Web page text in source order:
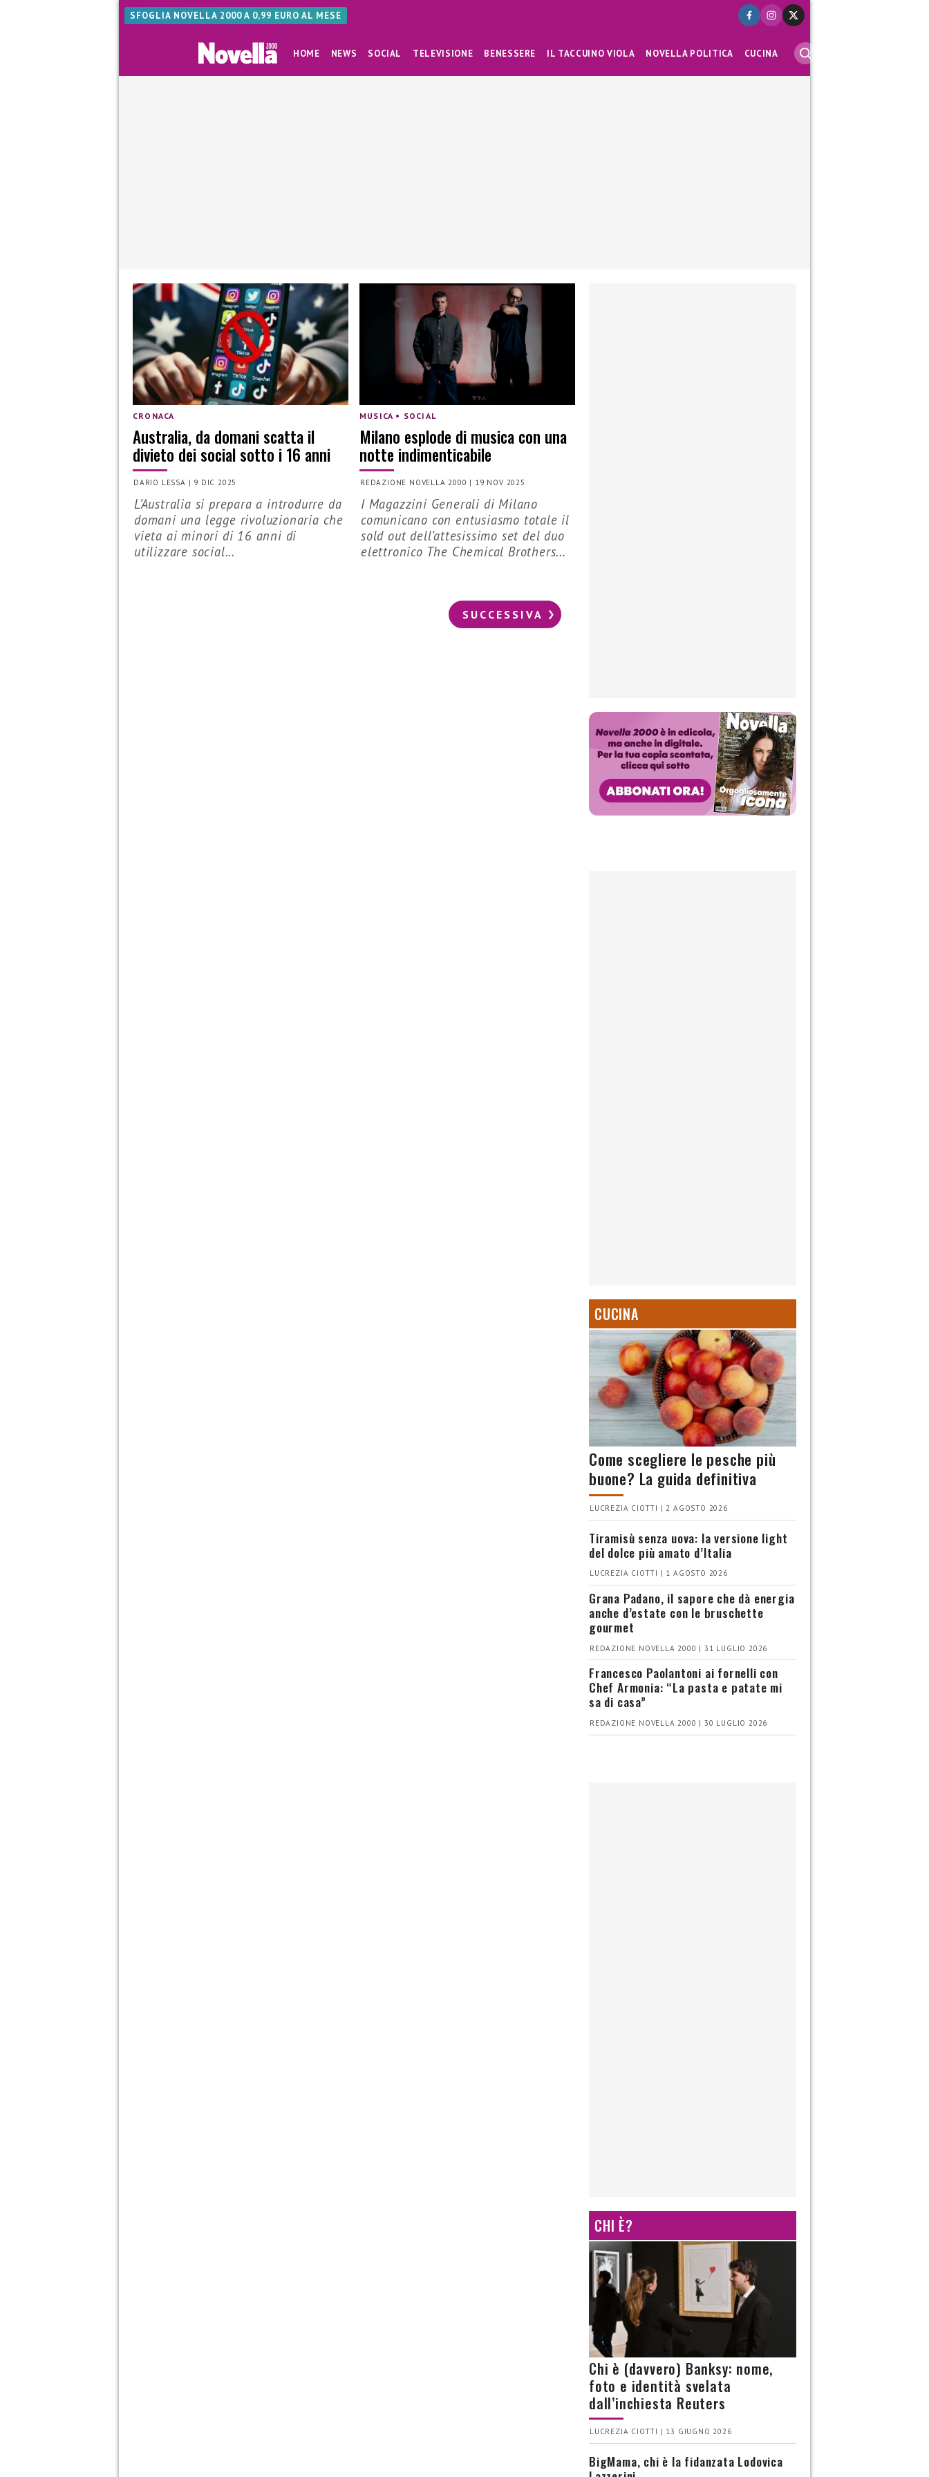
SFOGLIA NOVELLA 2000 A 0,99 EURO AL MESE
HOME NEWS SOCIAL TELEVISIONE BENESSERE IL TACCUINO VIOLA NOVELLA POLITICA CUCINA
CRONACA
Australia, da domani scatta il
divieto dei social sotto i 16 anni
DARIO LESSA | 9 DIC 2025
L’Australia si prepara a introdurre da
domani una legge rivoluzionaria che
vieta ai minori di 16 anni di
utilizzare social...
MUSICA • SOCIAL
Milano esplode di musica con una
notte indimenticabile
REDAZIONE NOVELLA 2000 | 19 NOV 2025
I Magazzini Generali di Milano
comunicano con entusiasmo totale il
sold out dell’attesissimo set del duo
elettronico The Chemical Brothers...
SUCCESSIVA
CUCINA
Come scegliere le pesche più
buone? La guida definitiva
LUCREZIA CIOTTI | 2 AGOSTO 2026
Tiramisù senza uova: la versione light
del dolce più amato d’Italia
LUCREZIA CIOTTI | 1 AGOSTO 2026
Grana Padano, il sapore che dà energia
anche d’estate con le bruschette
gourmet
REDAZIONE NOVELLA 2000 | 31 LUGLIO 2026
Francesco Paolantoni ai fornelli con
Chef Armonia: “La pasta e patate mi
sa di casa”
REDAZIONE NOVELLA 2000 | 30 LUGLIO 2026
CHI È?
Chi è (davvero) Banksy: nome,
foto e identità svelata
dall’inchiesta Reuters
LUCREZIA CIOTTI | 13 GIUGNO 2026
BigMama, chi è la fidanzata Lodovica